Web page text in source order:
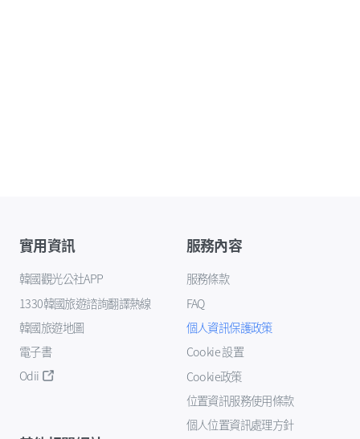
實用資訊
韓國觀光公社APP
1330韓國旅遊諮詢翻譯熱線
韓國旅遊地圖
電子書
Odii
服務內容
服務條款
FAQ
個人資訊保護政策
Cookie 設置
Cookie政策
位置資訊服務使用條款
個人位置資訊處理方針